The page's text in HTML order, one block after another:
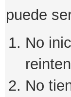
puede
No
No